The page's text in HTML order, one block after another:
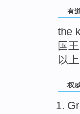
有
the
国
以
权